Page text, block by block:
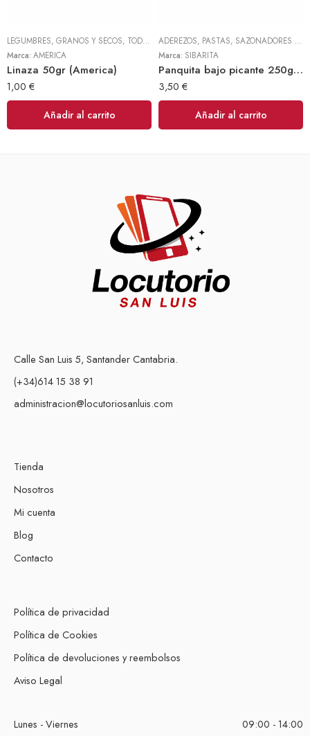
LEGUMBRES, GRANOS Y SECOS, TODOS
Marca: AMERICA
Linaza 50gr (America)
1,00 €
Añadir al carrito
ADEREZOS, PASTAS, SAZONADORES Y CONDIMENTOS
Marca: SIBARITA
Panquita bajo picante 250gr (Sibarita)
3,50 €
Añadir al carrito
Calle San Luis 5, Santander Cantabria.
(+34)614 15 38 91
administracion@locutoriosanluis.com
Tienda
Nosotros
Mi cuenta
Blog
Contacto
Política de privacidad
Política de Cookies
Política de devoluciones y reembolsos
Aviso Legal
Lunes - Viernes
09:00 - 14:00